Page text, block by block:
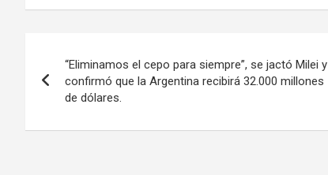
de
“Eliminamos el cepo para siempre”, se jactó Milei y
confirmó que la Argentina recibirá 32.000 millones
de dólares.